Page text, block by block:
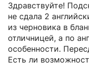
Здравствуйте!
не сдала 2
из черновика в
отличницей, а по
особенности.
Есть ли